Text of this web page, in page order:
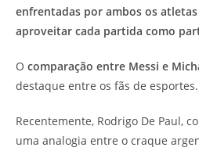
enfrentadas por ambos os atletas
aproveitar cada partida como
O comparação entre Messi e
destaque entre os fãs de esportes.
Recentemente, Rodrigo De Paul,
uma analogia entre o craque